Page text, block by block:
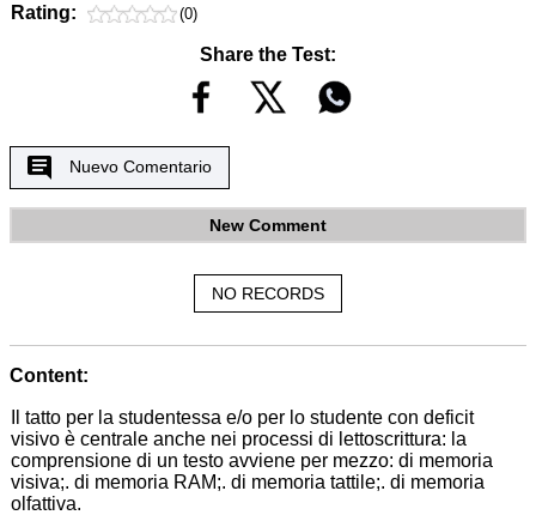
Rating: (0)
Share the Test:
Nuevo Comentario
New Comment
NO RECORDS
Content:
Il tatto per la studentessa e/o per lo studente con deficit
visivo è centrale anche nei processi di lettoscrittura: la
comprensione di un testo avviene per mezzo: di memoria
visiva;. di memoria RAM;. di memoria tattile;. di memoria
olfattiva.